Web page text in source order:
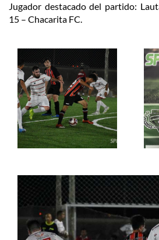
Jugador destacado del partido:
15 – Chacarita FC.